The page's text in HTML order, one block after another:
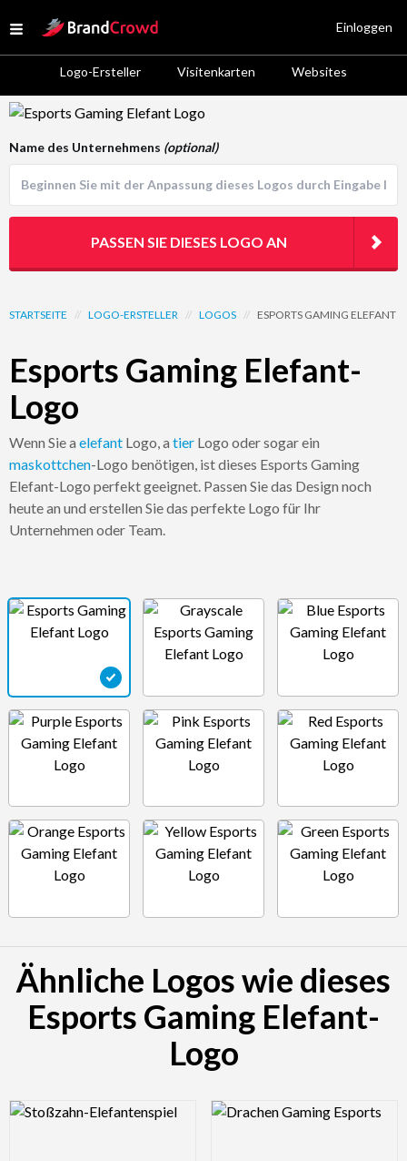
Open menu
Site Logo
Logo-Ersteller Visitenkarten Websites
Einloggen
Logo Template Preview
STARTSEITE // LOGO-ERSTELLER // LOGOS // ESPORTS GAMING ELEFANT
Esports Gaming Elefant-
Logo
Wenn Sie a elefant Logo, a tier Logo oder sogar ein
maskottchen-Logo benötigen, ist dieses Esports Gaming
Elefant-Logo perfekt geeignet. Passen Sie das Design noch
heute an und erstellen Sie das perfekte Logo für Ihr
Unternehmen oder Team.
Name des Unternehmens (optional)
PASSEN SIE DIESES LOGO AN
Ähnliche Logos wie dieses
Esports Gaming Elefant-
Logo
Logo Preview Image Logo Preview Image